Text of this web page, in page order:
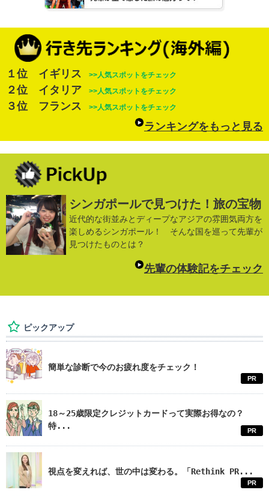
１位 イギリス >>人気スポットをチェック
２位 イタリア >>人気スポットをチェック
３位 フランス >>人気スポットをチェック
ランキングをもっと見る
シンガポールで見つけた！旅の宝物
近代的な街並みとディープなアジアの雰囲気両方を
楽しめるシンガポール！ そんな国を巡って先輩が
見つけたものとは？
先輩の体験記をチェック
ピックアップ
簡単な診断で今のお疲れ度をチェック！
PR
18～25歳限定クレジットカードって実際お得なの？
特...
PR
視点を変えれば、世の中は変わる。「Rethink PR...
PR